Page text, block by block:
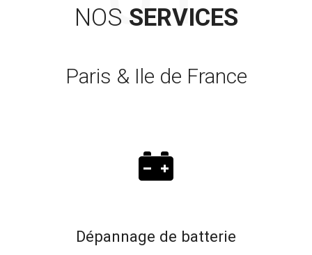
NOS SERVICES
Paris & Ile de France
Dépannage de batterie